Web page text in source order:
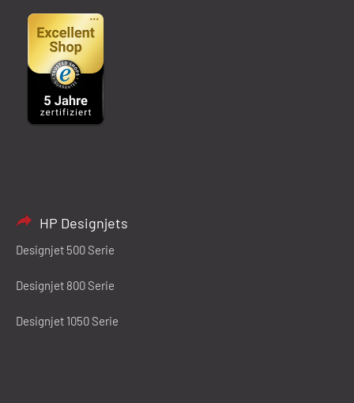
HP Designjets
Designjet 500 Serie
Designjet 800 Serie
Designjet 1050 Serie